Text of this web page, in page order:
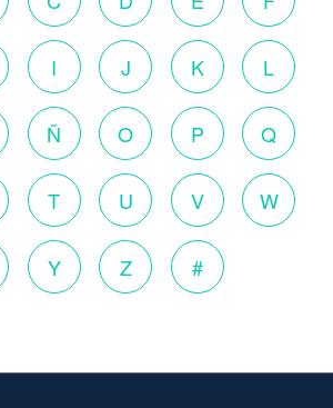
I J K L
Ñ O P Q
T U V W
Y Z #